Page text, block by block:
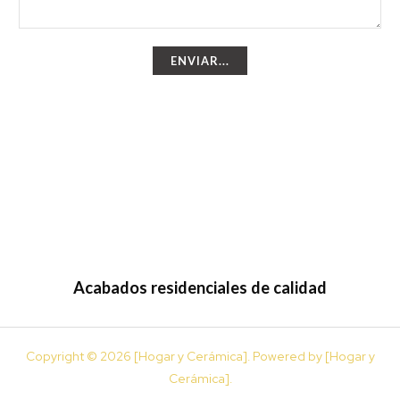
ENVIAR...
Acabados residenciales de calidad
Copyright © 2026 [Hogar y Cerámica]. Powered by [Hogar y
Cerámica].